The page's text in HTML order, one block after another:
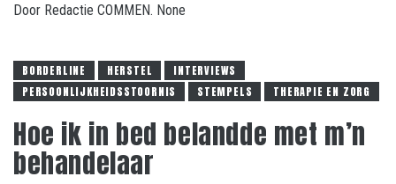
Door Redactie COMMEN. None
BORDERLINE HERSTEL
INTERVIEWS
PERSOONLIJKHEIDSSTOORNIS
STEMPELS THERAPIE EN ZORG
Hoe ik in bed belandde met m’n
behandelaar